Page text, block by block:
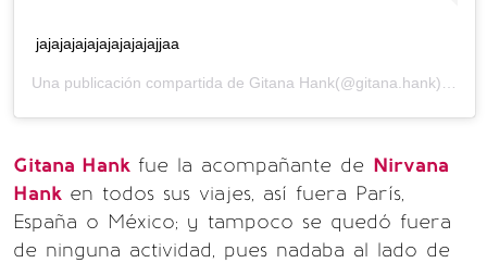
jajajajajajajajajajajjaa
Una publicación compartida de Gitana Hank(@gitana.hank) el
Gitana Hank fue la acompañante de Nirvana
Hank en todos sus viajes, así fuera París,
España o México; y tampoco se quedó fuera
de ninguna actividad, pues nadaba al lado de